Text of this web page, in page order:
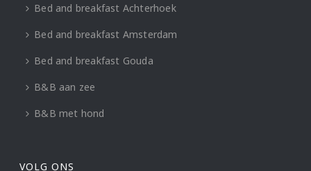
Bed and breakfast Achterhoek
Bed and breakfast Amsterdam
Bed and breakfast Gouda
B&B aan zee
B&B met hond
VOLG ONS